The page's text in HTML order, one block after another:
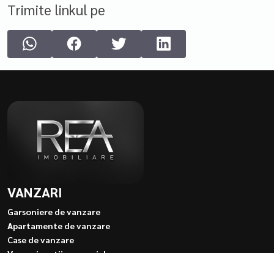
Trimite linkul pe
VANZARI
Garsoniere de vanzare
Apartamente de vanzare
Case de vanzare